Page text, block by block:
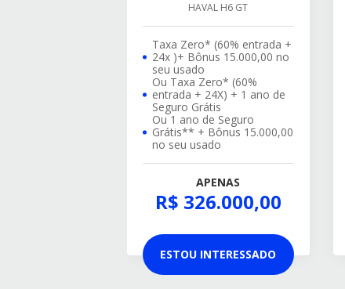
HAVAL H6 GT
Taxa Zero* (60% entrada +
24x )+ Bônus 15.000,00 no
seu usado
Ou Taxa Zero* (60%
entrada + 24X) + 1 ano de
Seguro Grátis
Ou 1 ano de Seguro
Grátis** + Bônus 15.000,00
no seu usado
APENAS
R$ 326.000,00
ESTOU INTERESSADO